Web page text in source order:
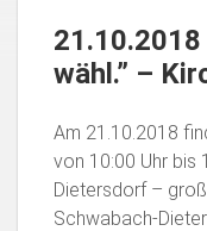
21.10.2018
wähl.” –
Am 21.10.2018
von 10:00 Uhr bis
Dietersdorf –
Schwabach-